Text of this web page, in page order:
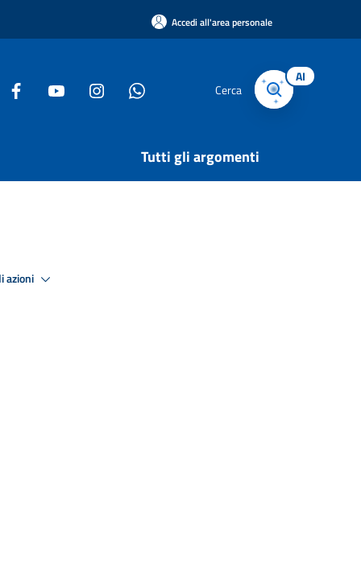
Accedi all'area personale
Cerca
AI
Tutti gli argomenti
azioni